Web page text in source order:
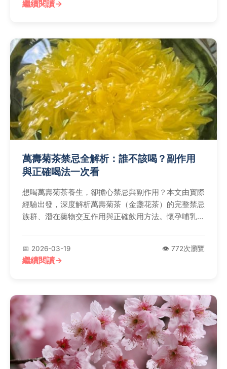
識，讓您的木玫瑰茁壯成長。
繼續閱讀
萬壽菊茶禁忌全解析：誰不該喝？副作用
與正確喝法一次看
想喝萬壽菊茶養生，卻擔心禁忌與副作用？本文由實際
經驗出發，深度解析萬壽菊茶（金盞花茶）的完整禁忌
族群、潛在藥物交互作用與正確飲用方法。懷孕哺乳、
📅 2026-03-19 👁️ 772次瀏覽
繼續閱讀